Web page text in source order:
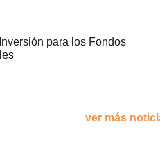
para los Fondos
ver más